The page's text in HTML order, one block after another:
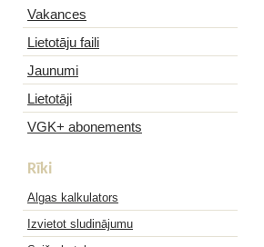
Vakances
Lietotāju faili
Jaunumi
Lietotāji
VGK+ abonements
Rīki
Algas kalkulators
Izvietot sludinājumu